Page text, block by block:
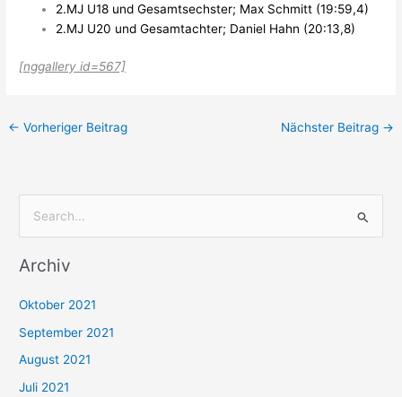
2.MJ U18 und Gesamtsechster; Max Schmitt (19:59,4)
2.MJ U20 und Gesamtachter; Daniel Hahn (20:13,8)
[nggallery id=567]
← Vorheriger Beitrag Nächster Beitrag →
c
n
n
a
Archiv
Oktober 2021
September 2021
August 2021
Juli 2021